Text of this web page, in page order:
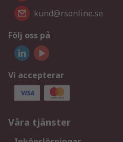
kund@rsonline.se
Följ oss på
Vi accepterar
Våra tjänster